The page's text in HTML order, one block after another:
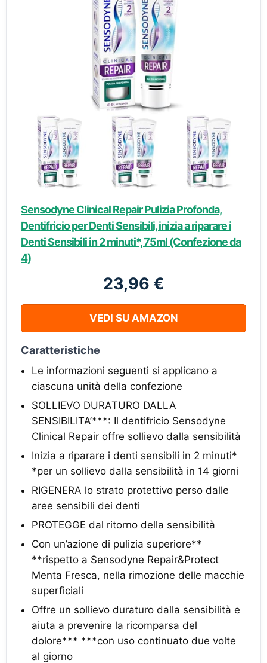
Sensodyne Clinical Repair Pulizia Profonda,
Dentifricio per Denti Sensibili, inizia a riparare i
Denti Sensibili in 2 minuti*, 75ml (Confezione da
4)
23,96 €
VEDI SU AMAZON
Caratteristiche
Le informazioni seguenti si applicano a
ciascuna unità della confezione
SOLLIEVO DURATURO DALLA
SENSIBILITA’***: Il dentifricio Sensodyne
Clinical Repair offre sollievo dalla sensibilità
Inizia a riparare i denti sensibili in 2 minuti*
*per un sollievo dalla sensibilità in 14 giorni
RIGENERA lo strato protettivo perso dalle
aree sensibili dei denti
PROTEGGE dal ritorno della sensibilità
Con un’azione di pulizia superiore**
**rispetto a Sensodyne Repair&Protect
Menta Fresca, nella rimozione delle macchie
superficiali
Offre un sollievo duraturo dalla sensibilità e
aiuta a prevenire la ricomparsa del
dolore*** ***con uso continuato due volte
al giorno